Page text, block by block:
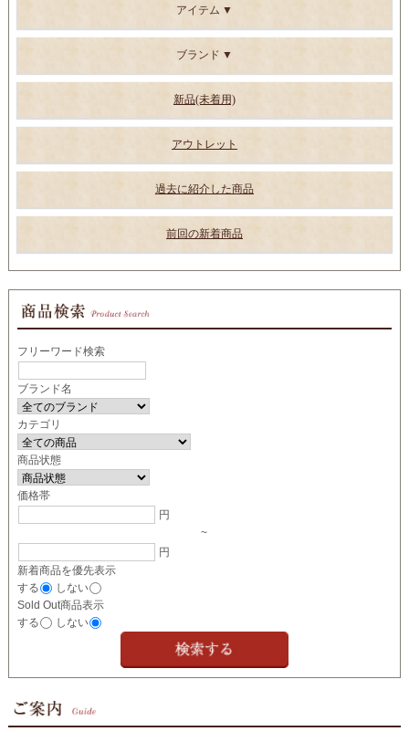
アイテム
ブランド
新品(未着用)
アウトレット
過去に紹介した商品
前回の新着商品
フリーワード検索
ブランド名
カテゴリ
商品状態
価格帯
円
~
円
新着商品を優先表示
する
しない
Sold Out商品表示
する
しない